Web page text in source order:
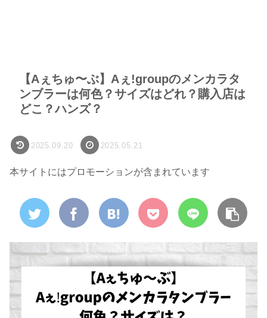
【Aぇちゅ〜ぶ】Aぇǃgroupのメンカラタ
ンブラーは何色？サイズはどれ？購入店は
どこ？ハンズ？
2025.09.20 2025.05.21
本サイトにはプロモーションが含まれています